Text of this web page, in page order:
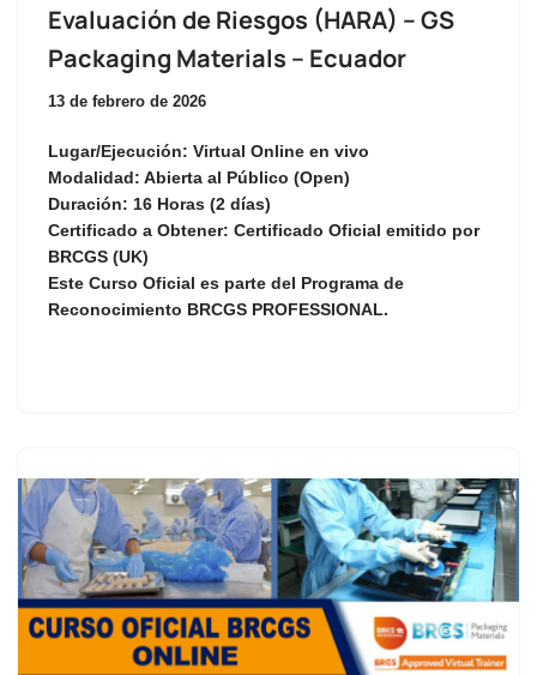
Evaluación de Riesgos (HARA) – GS
Packaging Materials – Ecuador
13 de febrero de 2026
Lugar/Ejecución: Virtual Online en vivo
Modalidad: Abierta al Público (Open)
Duración: 16 Horas (2 días)
Certificado a Obtener: Certificado Oficial emitido por
BRCGS (UK)
Este Curso Oficial es parte del Programa de
Reconocimiento BRCGS PROFESSIONAL.